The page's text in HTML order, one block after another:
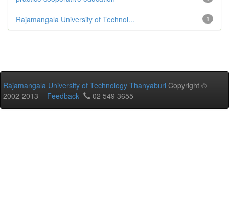
1
Rajamangala University of Technol...
Rajamangala University of Technology Thanyaburi Copyright ©
2002-2013 - Feedback 02 549 3655